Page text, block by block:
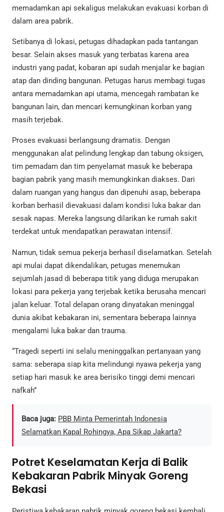
memadamkan api sekaligus melakukan evakuasi korban di
dalam area pabrik.
Setibanya di lokasi, petugas dihadapkan pada tantangan
besar. Selain akses masuk yang terbatas karena area
industri yang padat, kobaran api sudah menjalar ke bagian
atap dan dinding bangunan. Petugas harus membagi tugas
antara memadamkan api utama, mencegah rambatan ke
bangunan lain, dan mencari kemungkinan korban yang
masih terjebak.
Proses evakuasi berlangsung dramatis. Dengan
menggunakan alat pelindung lengkap dan tabung oksigen,
tim pemadam dan tim penyelamat masuk ke beberapa
bagian pabrik yang masih memungkinkan diakses. Dari
dalam ruangan yang hangus dan dipenuhi asap, beberapa
korban berhasil dievakuasi dalam kondisi luka bakar dan
sesak napas. Mereka langsung dilarikan ke rumah sakit
terdekat untuk mendapatkan perawatan intensif.
Namun, tidak semua pekerja berhasil diselamatkan. Setelah
api mulai dapat dikendalikan, petugas menemukan
sejumlah jasad di beberapa titik yang diduga merupakan
lokasi para pekerja yang terjebak ketika berusaha mencari
jalan keluar. Total delapan orang dinyatakan meninggal
dunia akibat kebakaran ini, sementara beberapa lainnya
mengalami luka bakar dan trauma.
“Tragedi seperti ini selalu meninggalkan pertanyaan yang
sama: seberapa siap kita melindungi nyawa pekerja yang
setiap hari masuk ke area berisiko tinggi demi mencari
nafkah”
Baca juga: PBB Minta Pemerintah Indonesia
Selamatkan Kapal Rohingya, Apa Sikap Jakarta?
Potret Keselamatan Kerja di Balik
Kebakaran Pabrik Minyak Goreng
Bekasi